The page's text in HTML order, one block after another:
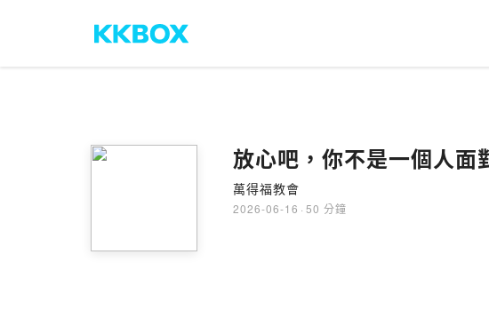
放心吧，你不是一個人面
萬得福教會
2026-06-16 · 50 分鐘